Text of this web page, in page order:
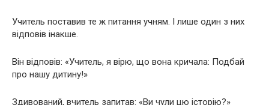
Учитель поставив те ж питання учням. І лише один з них
відповів інакше.
Він відповів: «Учитель, я вірю, що вона кричала: Подбай
про нашу дитину!»
Здивований, вчитель запитав: «Ви чули цю історію?»